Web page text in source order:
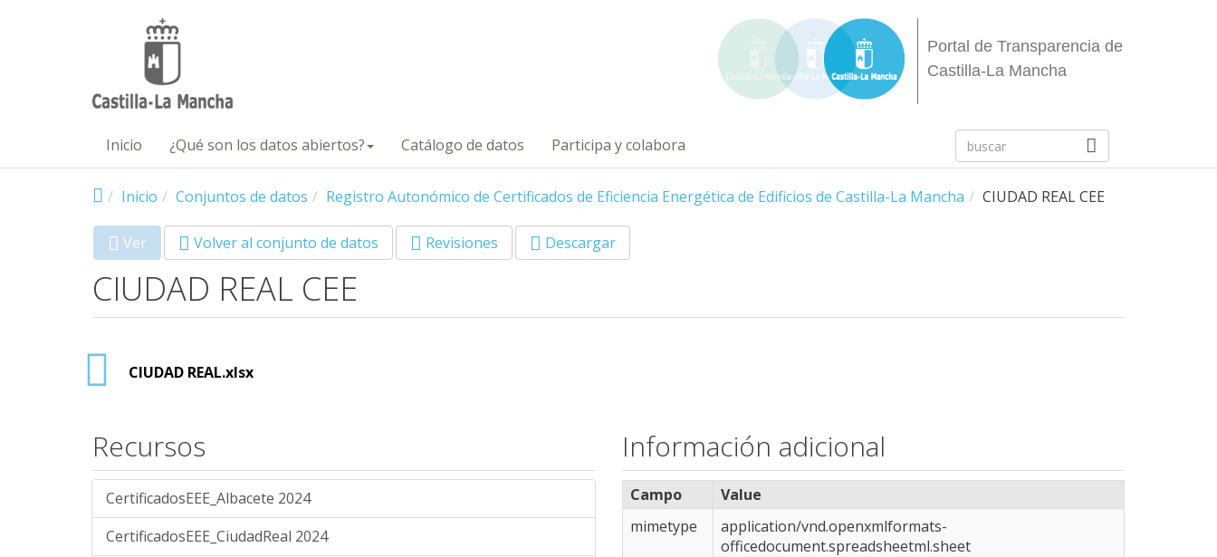
Portal de Transparencia de
Castilla-La Mancha
Inicio ¿Qué son los datos abiertos? Catálogo de datos Participa y colabora
Inicio Conjuntos de datos Registro Autonómico de Certificados de Eficiencia Energética de Edificios de Castilla-La Mancha CIUDAD REAL CEE
Primary tabs
Ver (solapa
activa)
Volver al conjunto de datos Revisiones Descargar
CIUDAD REAL CEE
CIUDAD REAL.xlsx
Recursos
CertificadosEEE_Albacete 2024
CertificadosEEE_CiudadReal 2024
Información adicional
Campo
Value
mimetype
application/vnd.openxmlformats-
officedocument.spreadsheetml.sheet